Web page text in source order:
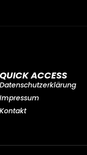
QUICK ACCESS
Datenschutzerklärung
Impressum
Kontakt